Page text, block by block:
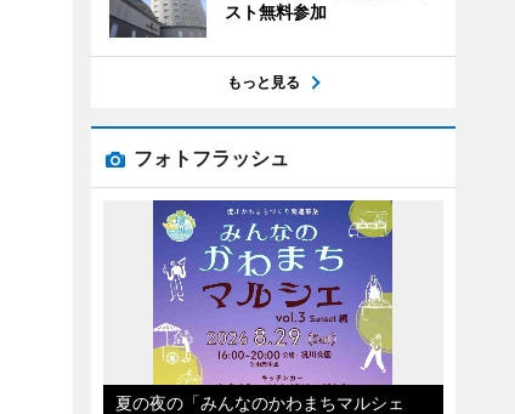
スト無料参加
もっと見る
フォトフラッシュ
夏の夜の「みんなのかわまちマルシェ